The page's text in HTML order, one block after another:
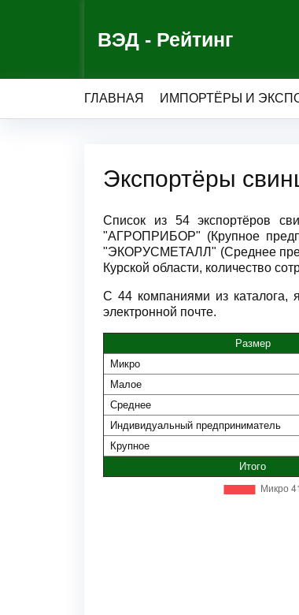
ВЭД - Рейтинг
ГЛАВНАЯ ИМПОРТЁРЫ И
Экспортёры
Список из 54 экспортёров
"АГРОПРИБОР" (Крупное
"ЭКОРУСМЕТАЛЛ" (Среднее
Курской области, количество
С 44 компаниями из каталога,
электронной почте.
Размер
Микро
Малое
Среднее
Индивидуальный предприниматель
Крупное
Итого